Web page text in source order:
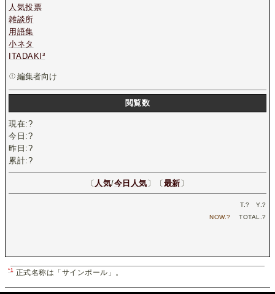
人気投票
雑談所
用語集
小ネタ
ITADAKI³
編集者向け
閲覧数
現在:?
今日:?
昨日:?
累計:?
〔 人気/今日人気〕〔最新〕
T.? Y.?
NOW.? TOTAL.?
*1 正式名称は「サインポール」。